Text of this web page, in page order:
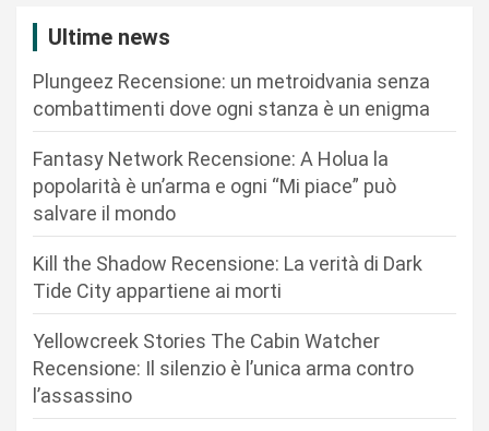
Ultime news
Plungeez Recensione: un metroidvania senza
combattimenti dove ogni stanza è un enigma
Fantasy Network Recensione: A Holua la
popolarità è un’arma e ogni “Mi piace” può
salvare il mondo
Kill the Shadow Recensione: La verità di Dark
Tide City appartiene ai morti
Yellowcreek Stories The Cabin Watcher
Recensione: Il silenzio è l’unica arma contro
l’assassino